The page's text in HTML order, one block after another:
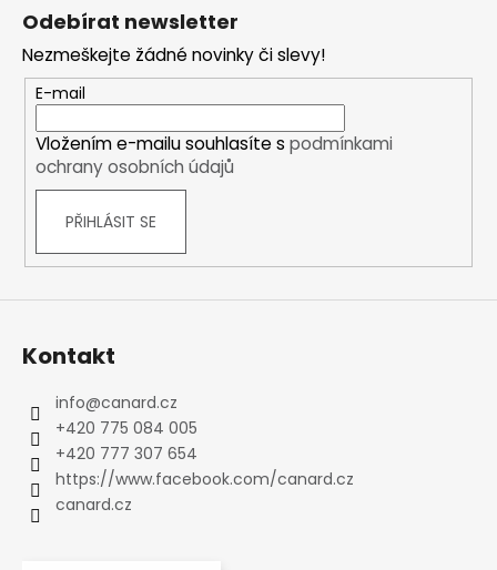
Odebírat newsletter
Nezmeškejte žádné novinky či slevy!
E-mail
Vložením e-mailu souhlasíte s podmínkami
ochrany osobních údajů
PŘIHLÁSIT SE
Kontakt
info@canard.cz
+420 775 084 005
+420 777 307 654
https://www.facebook.com/canard.cz
canard.cz